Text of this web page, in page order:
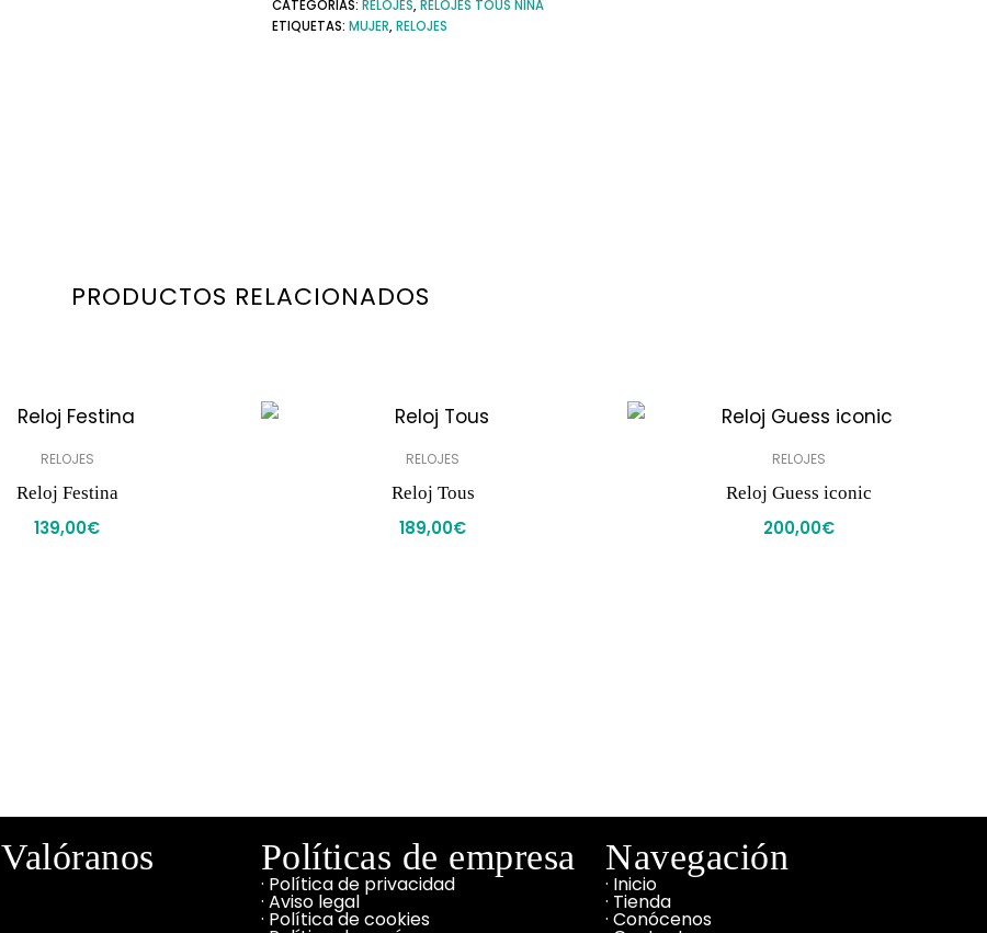
CATEGORÍAS: RELOJES,RELOJES TOUS NIÑA
ETIQUETAS: MUJER,RELOJES
PRODUCTOS RELACIONADOS
RELOJES
Reloj Festina
139,00€
RELOJES
Reloj Tous
189,00€
RELOJES
Reloj Guess iconic
200,00€
Valóranos Políticas de empresa
· Política de privacidad
· Aviso legal
· Política de cookies
Navegación
· Inicio
· Tienda
· Conócenos